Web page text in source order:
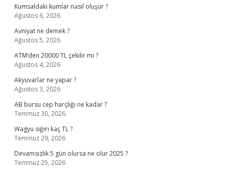
Kumsaldaki kumlar nasıl oluşur ?
Ağustos 6, 2026
Avniyat ne demek ?
Ağustos 5, 2026
ATM’den 20000 TL çekilir mi ?
Ağustos 4, 2026
Akyuvarlar ne yapar ?
Ağustos 3, 2026
AB bursu cep harçlığı ne kadar ?
Temmuz 30, 2026
Wagyu sığırı kaç TL ?
Temmuz 29, 2026
Devamsızlık 5 gün olursa ne olur 2025 ?
Temmuz 25, 2026